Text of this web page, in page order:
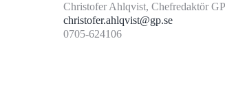
Christofer Ahlqvist, Chefredaktör GP
christofer.ahlqvist@gp.se
0705-624106